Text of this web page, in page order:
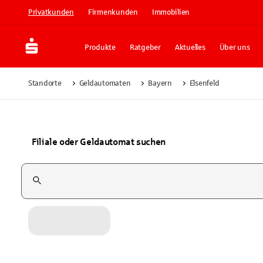
Privatkunden Firmenkunden Immobilien
Produkte Ratgeber Aktuelles Über uns
Standorte Geldautomaten Bayern Elsenfeld
Filiale oder Geldautomat suchen
Suchfeld